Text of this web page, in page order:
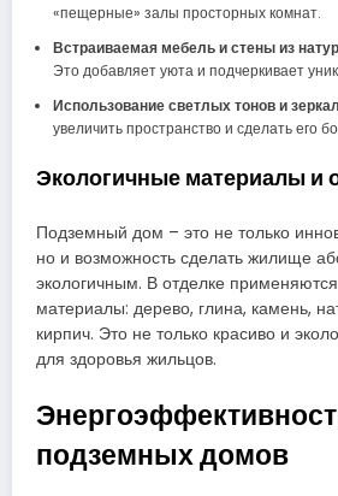
«пещерные» залы просторных комнат.
Встраиваемая мебель и стены из
Это добавляет уюта и подчеркивает
Использование светлых тонов и
увеличить пространство и сделать его
Экологичные материалы и
Подземный дом – это не только
но и возможность сделать жилище
экологичным. В отделке
материалы: дерево, глина, камень,
кирпич. Это не только красиво и
для здоровья жильцов.
подземных домов